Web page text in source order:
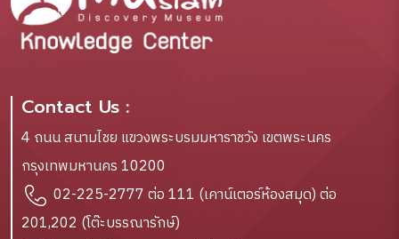
Contact Us :
4 ถนน สนามไชย แขวงพระบรมมหาราชวัง เขตพระนคร
กรุงเทพมหานคร 10200
02-225-2777 ต่อ 111 (เคาน์เตอร์ห้องสมุด) ต่อ
201,202 (โต๊ะบรรณารักษ์)